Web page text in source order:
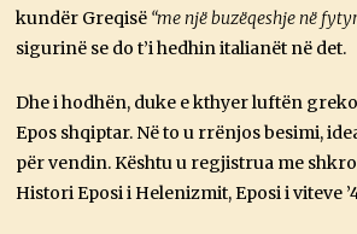
kundër Greqisë “me një buzëqeshje në
sigurinë se do t’i hedhin italianët në det.
Dhe i hodhën, duke e kthyer luftën
Epos shqiptar. Në to u rrënjos besimi,
për vendin. Kështu u regjistrua me
Histori Eposi i Helenizmit, Eposi i viteve